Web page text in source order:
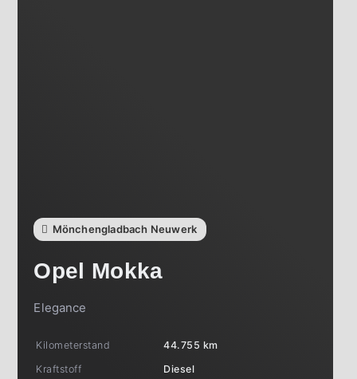
Mönchengladbach Neuwerk
Opel Mokka
Elegance
Kilometerstand
44.755 km
Kraftstoff
Diesel